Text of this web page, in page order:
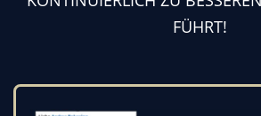
FÜHRT!